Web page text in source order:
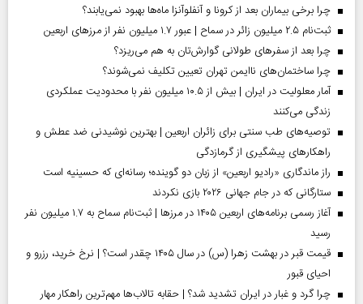
چرا برخی بیماران بعد از کرونا و آنفلوآنزا ماه‌ها بهبود نمی‌یابند؟
ثبت‌نام ۲.۵ میلیون زائر در سماح | عبور ۱.۷ میلیون نفر از مرز‌های اربعین
چرا بعد از سفرهای طولانی گوارش‌تان به هم می‌ریزد؟
چرا ساختمان‌های ناایمن تهران تعیین تکلیف نمی‌شوند؟
آمار معلولیت در ایران | بیش از ۱۰.۵ میلیون نفر با محدودیت عملکردی
زندگی می‌کنند
توصیه‌های طب سنتی برای زائران اربعین | بهترین نوشیدنی ضد عطش و
راهکارهای پیشگیری از گرمازدگی
راز ماندگاری «رادیو اربعین» از زبان دو گوینده؛ رسانه‌ای که حسینیه است
ستارگانی که در جام جهانی ۲۰۲۶ بازی نکردند
آغاز رسمی برنامه‌های اربعین ۱۴۰۵ در مرز‌ها | ثبت‌نام سماح به ۱.۷ میلیون نفر
رسید
قیمت قبر در بهشت زهرا (س) در سال ۱۴۰۵ چقدر است؟ | نرخ خرید، رزرو و
احیای قبور
چرا گرد و غبار در ایران تشدید شد؟ | حقابه تالاب‌ها مهم‌ترین راهکار مهار